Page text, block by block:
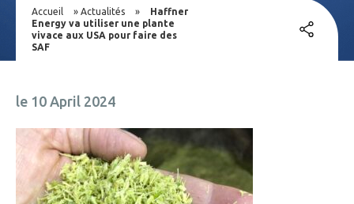
Accueil » Actualités »
Haffner
Energy va utiliser une plante
vivace aux USA pour faire des
SAF
le 10 April 2024